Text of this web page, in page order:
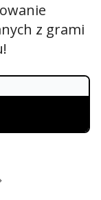
z grami